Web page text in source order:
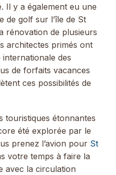
Il y a également eu une
de golf sur l’île de St
rénovation de plusieurs
architectes primés ont
des
de forfaits vacances
ces possibilités de
touristiques étonnantes
été explorée par le
prenez l’avion pour St
votre temps à faire la
avec la circulation